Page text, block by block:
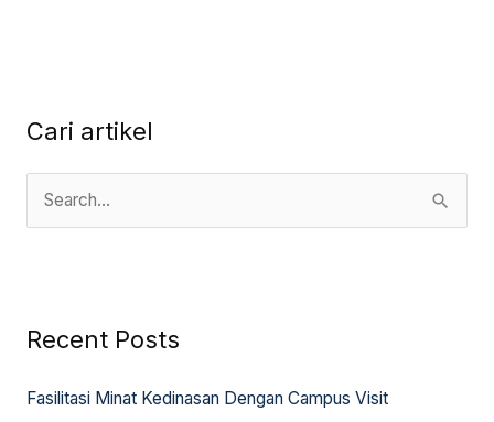
Cari artikel
c
f
Recent Posts
Fasilitasi Minat Kedinasan Dengan Campus Visit